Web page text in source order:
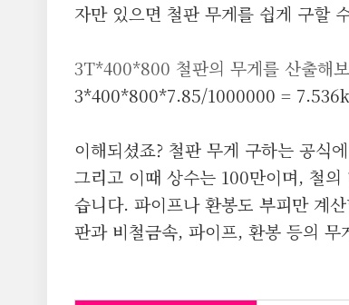
자만 있으면 철판 무게를 쉽게 구할
3T*400*800 철판의 무게를 산출해
3*400*800*7.85/1000000 =
이해되셨죠? 철판 무게 구하는 공식
그리고 이때 상수는 100만이며, 철
습니다. 파이프나 환봉도 부피만 계
판과 비철금속, 파이프, 환봉 등의 무